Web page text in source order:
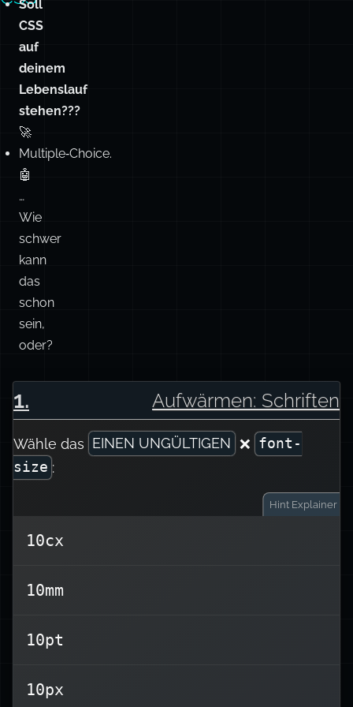
Soll
CSS
auf
deinem
Lebenslauf
stehen???
🚀
Multiple‑Choice.
🤖
…
Wie
schwer
kann
das
schon
sein,
oder?
1. Aufwärmen: Schriften
Wähle das EINEN UNGÜLTIGEN ❌ font-
size :
Hint Explainer
10cx
10mm
10pt
10px
Beliebte Einheiten sind die bekannten